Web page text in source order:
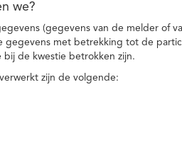
we?
(gegevens van de melder of
gegevens met betrekking tot de
de kwestie betrokken zijn.
zijn de volgende: